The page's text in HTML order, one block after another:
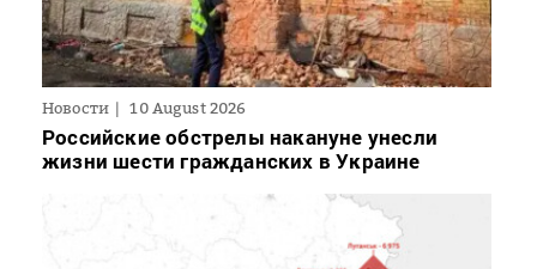
Новости 10 August 2026
Российские обстрелы накануне унесли
жизни шести гражданских в Украине